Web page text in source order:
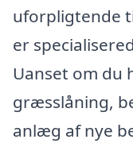
uforpligtende
er
Uanset om
græsslåning,
anlæg af nye